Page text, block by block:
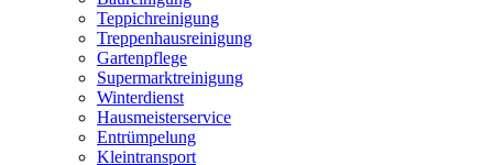
Teppichreinigung
Treppenhausreinigung
Gartenpflege
Supermarktreinigung
Winterdienst
Hausmeisterservice
Entrümpelung
Kleintransport